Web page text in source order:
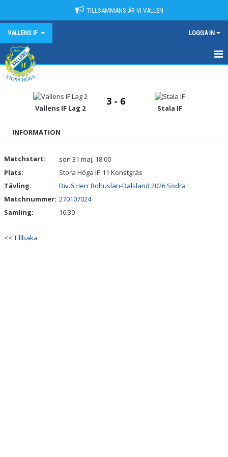
TILLSAMMANS ÄR VI VALLEN
VALLENS IF LOGGA IN
HEM
KONTAKT
KALENDER
MATCHER
Vallens IF Lag 2
3 - 6
Stala IF
INFORMATION
Matchstart:
sön 31 maj, 18:00
Plats:
Stora Höga IP 11 Konstgräs
Tävling:
Div.6 Herr Bohuslän-Dalsland 2026 Södra
Matchnummer: 270107024
Samling:
16:30
<< Tillbaka